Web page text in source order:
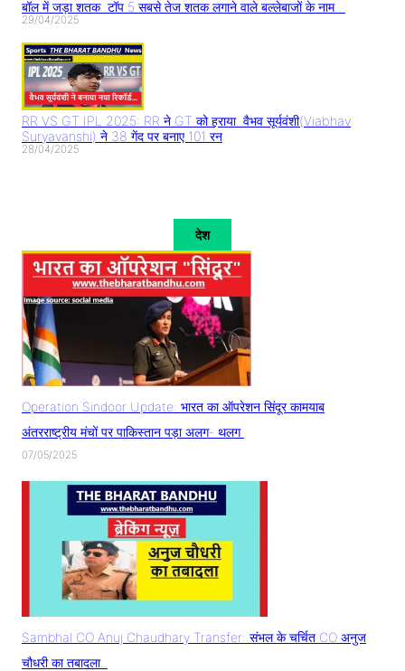
बॉल में जड़ा शतक..टॉप 5 सबसे तेज शतक लगाने वाले बल्लेबाजों के नाम..
29/04/2025
RR VS GT IPL 2025: RR ने GT को हराया..वैभव सूर्यवंशी(Viabhav
Suryavanshi) ने 38 गेंद पर बनाए 101 रन
28/04/2025
देश
Operation Sindoor Update: भारत का ऑपरेशन सिंदूर कामयाब
अंतरराष्ट्रीय मंचों पर पाकिस्तान पड़ा अलग- थलग
07/05/2025
Sambhal CO Anuj Chaudhary Transfer: संभल के चर्चित CO अनुज
चौधरी का तबादला..